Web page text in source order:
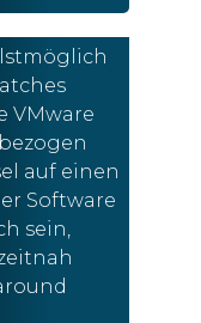
VMware
auf einen
Software
sein,